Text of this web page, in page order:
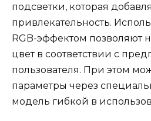
подсветки, которая
привлекательность.
RGB-эффектом позволяют
цвет в соответствии с
пользователя. При этом
параметры через
модель гибкой в